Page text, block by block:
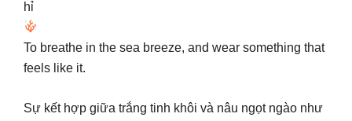
hỉ
To breathe in the sea breeze, and wear something that
feels like it.
Sự kết hợp giữa trắng tinh khôi và nâu ngọt ngào như